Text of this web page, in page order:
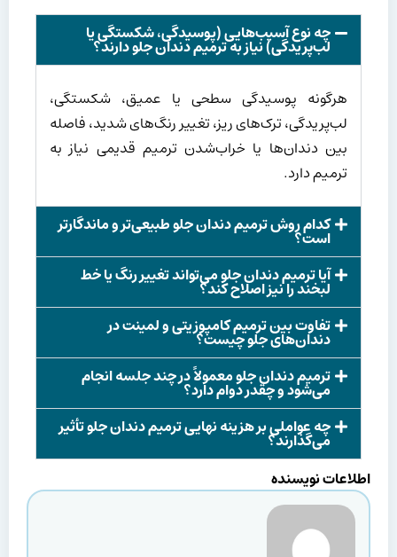
چه نوع آسیب‌هایی (پوسیدگی، شکستگی یا
لب‌پریدگی) نیاز به ترمیم دندان جلو دارند؟
هرگونه پوسیدگی سطحی یا عمیق، شکستگی،
لب‌پریدگی، ترک‌های ریز، تغییر رنگ‌های شدید، فاصله
بین دندان‌ها یا خراب‌شدن ترمیم قدیمی نیاز به
ترمیم دارد.
کدام روش ترمیم دندان جلو طبیعی‌تر و ماندگارتر
است؟
آیا ترمیم دندان جلو می‌تواند تغییر رنگ یا خط
لبخند را نیز اصلاح کند؟
تفاوت بین ترمیم کامپوزیتی و لمینت در
دندان‌های جلو چیست؟
ترمیم دندان جلو معمولاً در چند جلسه انجام
می‌شود و چقدر دوام دارد؟
چه عواملی بر هزینه نهایی ترمیم دندان جلو تأثیر
می‌گذارند؟
اطلاعات نویسنده